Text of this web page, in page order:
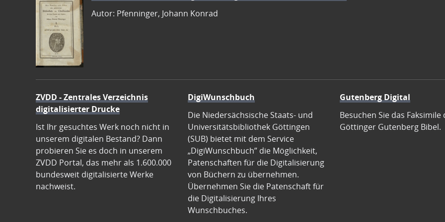
Autor: Pfenninger, Johann Konrad
ZVDD - Zentrales Verzeichnis
digitalisierter Drucke
Ist Ihr gesuchtes Werk noch nicht in
unserem digitalen Bestand? Dann
probieren Sie es doch in unserem
ZVDD Portal, das mehr als 1.600.000
bundesweit digitalisierte Werke
nachweist.
DigiWunschbuch
Die Niedersächsische Staats- und
Universitätsbibliothek Göttingen
(SUB) bietet mit dem Service
„DigiWunschbuch” die Möglichkeit,
Patenschaften für die Digitalisierung
von Büchern zu übernehmen.
Übernehmen Sie die Patenschaft für
die Digitalisierung Ihres
Wunschbuches.
Gutenberg Digital
Besuchen Sie das Faksimile
Göttinger Gutenberg Bibel.